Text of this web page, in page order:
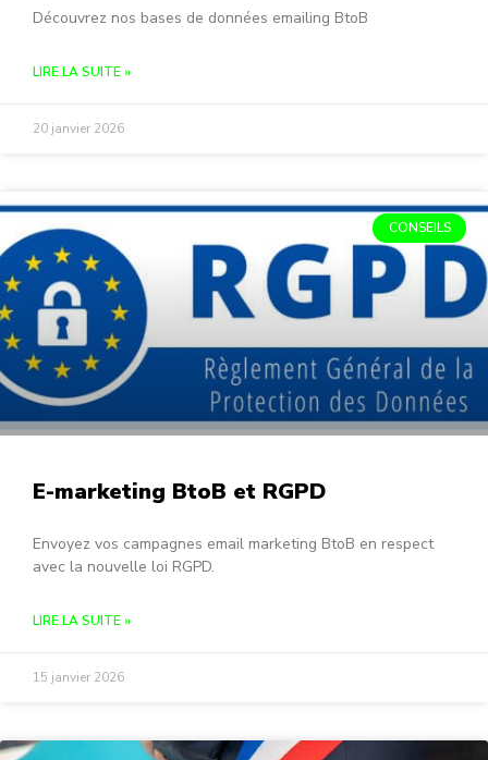
Découvrez nos bases de données emailing BtoB
LIRE LA SUITE »
20 janvier 2026
CONSEILS
E-marketing BtoB et RGPD
Envoyez vos campagnes email marketing BtoB en respect
avec la nouvelle loi RGPD.
LIRE LA SUITE »
15 janvier 2026